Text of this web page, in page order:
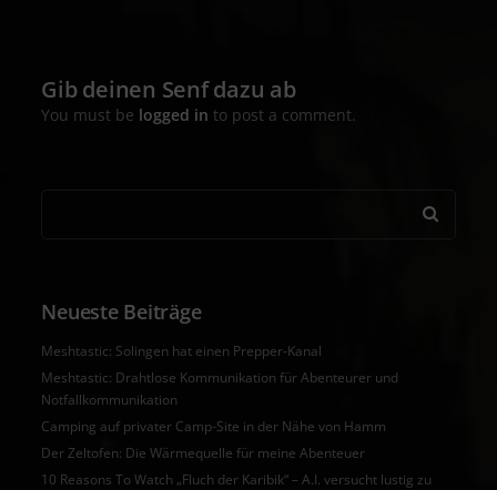
Gib deinen Senf dazu ab
You must be logged in to post a comment.
Neueste Beiträge
Meshtastic: Solingen hat einen Prepper-Kanal
Meshtastic: Drahtlose Kommunikation für Abenteurer und
Notfallkommunikation
Camping auf privater Camp-Site in der Nähe von Hamm
Der Zeltofen: Die Wärmequelle für meine Abenteuer
10 Reasons To Watch „Fluch der Karibik“ – A.I. versucht lustig zu